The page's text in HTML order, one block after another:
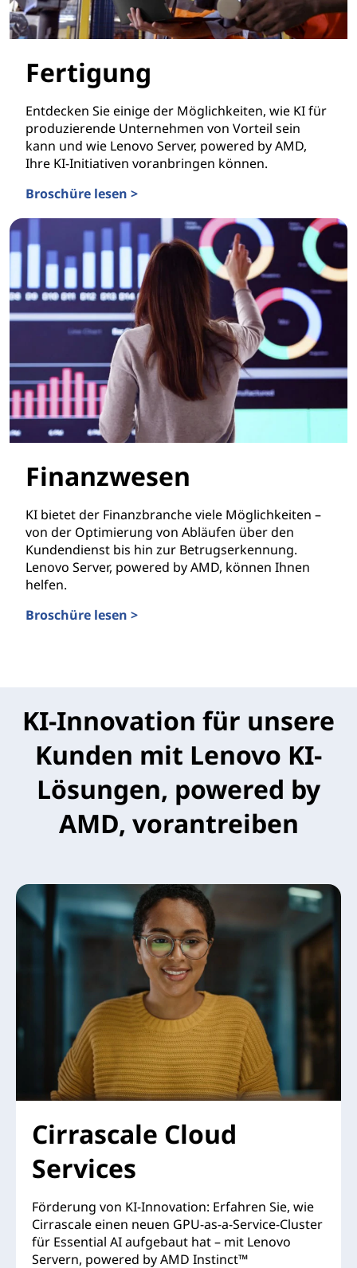
Fertigung
Entdecken Sie einige der Möglichkeiten, wie KI für
produzierende Unternehmen von Vorteil sein
kann und wie Lenovo Server, powered by AMD,
Ihre KI-Initiativen voranbringen können.
Broschüre lesen >
Finanzwesen
KI bietet der Finanzbranche viele Möglichkeiten –
von der Optimierung von Abläufen über den
Kundendienst bis hin zur Betrugserkennung.
Lenovo Server, powered by AMD, können Ihnen
helfen.
Broschüre lesen >
KI-Innovation für unsere
Kunden mit Lenovo KI-
Lösungen, powered by
AMD, vorantreiben
Cirrascale Cloud
Services
Förderung von KI-Innovation: Erfahren Sie, wie
Cirrascale einen neuen GPU-as-a-Service-Cluster
für Essential AI aufgebaut hat – mit Lenovo
Servern, powered by AMD Instinct™